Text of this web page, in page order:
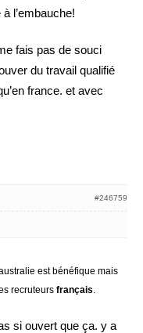
l’embauche!
fais pas de souci
du travail qualifié
france. et avec
#246759
est bénéfique mais
recruteurs français.
si ouvert que ça. y a